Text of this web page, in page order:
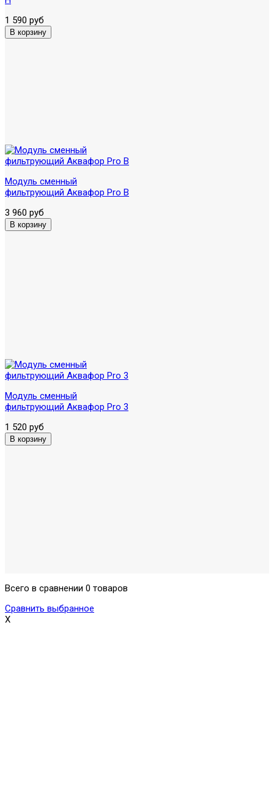
1 590 руб
Модуль сменный
фильтрующий Аквафор Pro B
3 960 руб
Модуль сменный
фильтрующий Аквафор Pro 3
1 520 руб
Всего в сравнении 0 товаров
Сравнить выбранное
X